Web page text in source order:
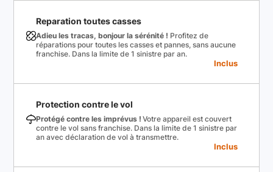
Reparation toutes casses
Adieu les tracas, bonjour la sérénité ! Profitez de
réparations pour toutes les casses et pannes, sans aucune
franchise. Dans la limite de 1 sinistre par an.
Inclus
Protection contre le vol
Protégé contre les imprévus ! Votre appareil est couvert
contre le vol sans franchise. Dans la limite de 1 sinistre par
an avec déclaration de vol à transmettre.
Inclus